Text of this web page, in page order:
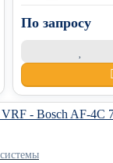
По запросу